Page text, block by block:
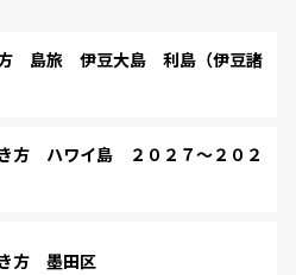
島旅 伊豆大島 利島（伊豆諸
方 ハワイ島 ２０２７～２０２
方 墨田区